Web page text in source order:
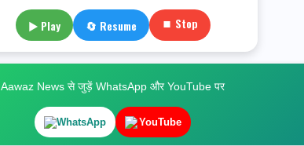
▶ Play 🔄 Resume ⏹ Stop
Aawaz News से जुड़ें WhatsApp और YouTube पर
WhatsApp YouTube